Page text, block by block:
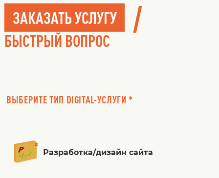
ЗАКАЗАТЬ УСЛУГУ /
БЫСТРЫЙ ВОПРОС
ВЫБЕРИТЕ ТИП DIGITAL-УСЛУГИ *
Разработка/дизайн сайта